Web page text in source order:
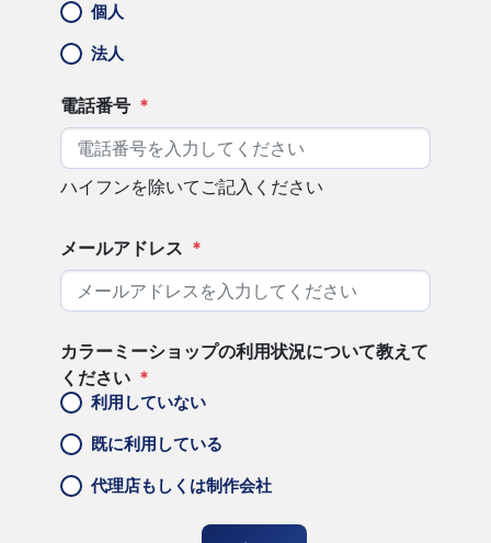
個人
法人
電話番号 *
ハイフンを除いてご記入ください
メールアドレス *
カラーミーショップの利用状況について教えて
ください *
利用していない
既に利用している
代理店もしくは制作会社